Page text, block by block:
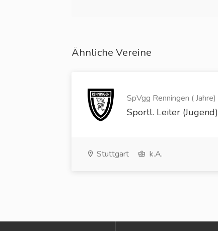
Ähnliche Vereine
SpVgg Renningen ( Jahre)
Sportl. Leiter (Jugend)
Stuttgart k.A.